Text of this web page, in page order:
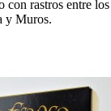
con rastros entre
y Muros.